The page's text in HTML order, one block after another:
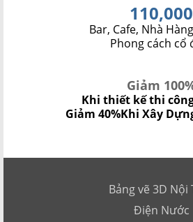
110,000
Bar, Cafe, Nhà
Phong cách cổ
Giảm
Khi thiết kế thi
Giảm 40%Khi Xây
Bảng vẽ 3D Nội
Điện Nước